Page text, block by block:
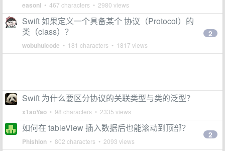
easonl • 467 characters • 2980 views
Swift 如果定义一个具备某个 协议（Protocol）的
类（class）？
wobuhuicode • 181 characters • 1817 views
2
Swift 为什么要区分协议的关联类型与类的泛型？
x1aoYao • 98 characters • 2335 views
如何在 tableView 插入数据后也能滚动到顶部？
Phishion • 802 characters • 2093 views
2